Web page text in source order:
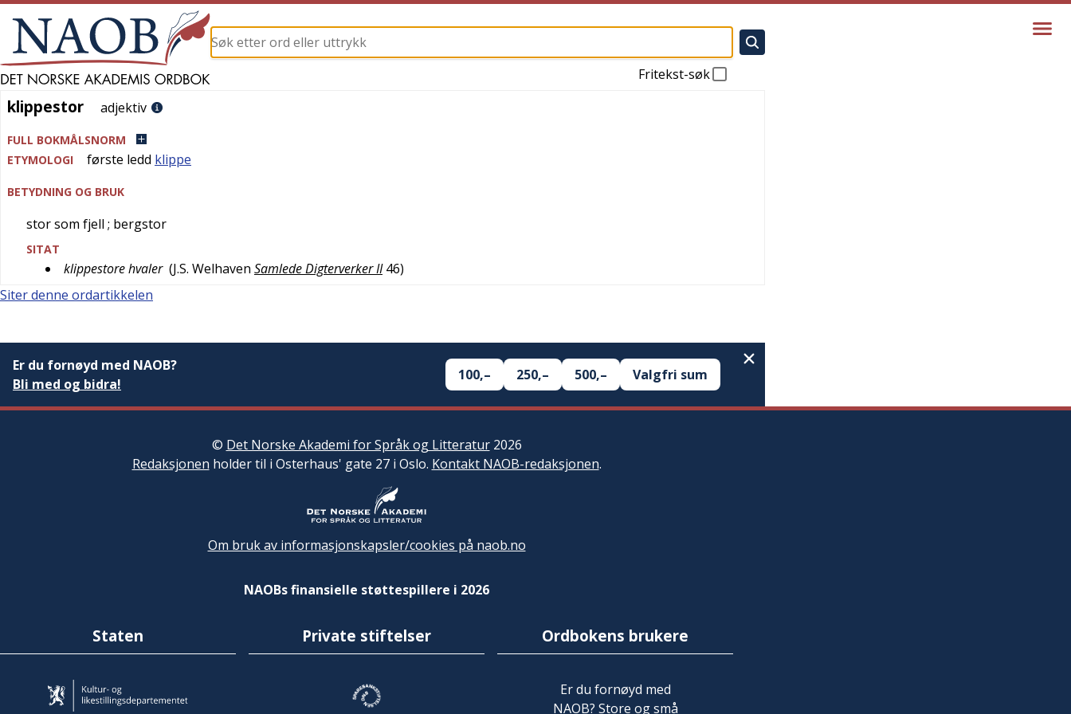
Fritekst-søk
klippestor
klippestor adjektiv
FULL BOKMÅLSNORM
ETYMOLOGI
første ledd klippe
BETYDNING OG BRUK
stor som fjell ; bergstor
SITAT
klippestore hvaler (J.S. Welhaven Samlede Digterverker II 46)
Siter denne ordartikkelen
Er du fornøyd med NAOB?
Bli med og bidra!
100,– 250,– 500,– Valgfri sum
© Det Norske Akademi for Språk og Litteratur2026
Redaksjonen holder til i Osterhaus' gate 27 i Oslo. Kontakt NAOB-redaksjonen.
Om bruk av informasjonskapsler/cookies på naob.no
NAOBs finansielle støttespillere i 2026
Staten Private stiftelser Ordbokens brukere
Er du fornøyd med
NAOB? Store og små